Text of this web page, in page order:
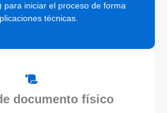
para iniciar el proceso de forma
técnicas.
documento físico